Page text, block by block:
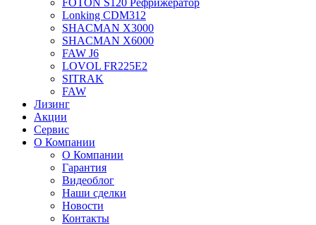
FOTON S120 Рефрижератор
Lonking CDM312
SHACMAN Х3000
SHACMAN Х6000
FAW J6
LOVOL FR225E2
SITRAK
FAW
Лизинг
Акции
Сервис
О Компании
О Компании
Гарантия
Видеоблог
Наши сделки
Новости
Контакты